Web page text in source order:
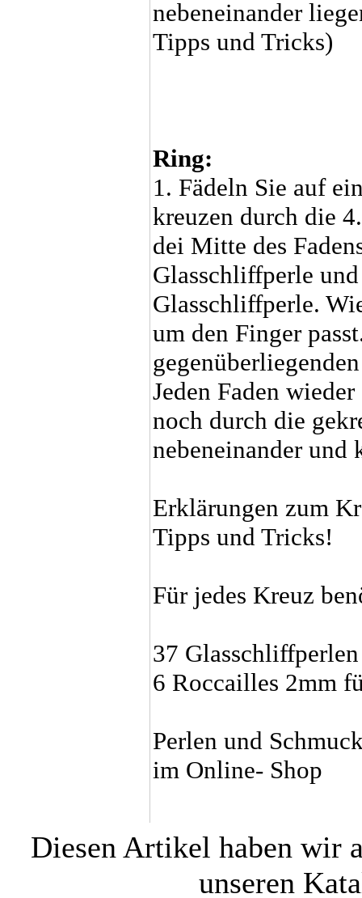
nebeneinander
Tipps und Tricks)
Ring:
1. Fädeln Sie auf
kreuzen durch die
dei Mitte des
Glasschliffperle
Glasschliffperle.
um den Finger
Jeden Faden
noch durch die
nebeneinander und
Erklärungen zum
Tipps und Tricks!
Für jedes Kreuz
37
6 Roccailles 2mm
Perlen und
im Online- Shop
Diesen Artikel haben wir
unseren